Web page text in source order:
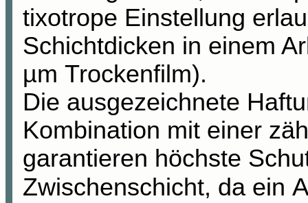
tixotrope Einstellung
Schichtdicken in einem
µm Trockenfilm).
Die ausgezeichnete
Kombination mit einer
garantieren höchste
Zwischenschicht, da ein